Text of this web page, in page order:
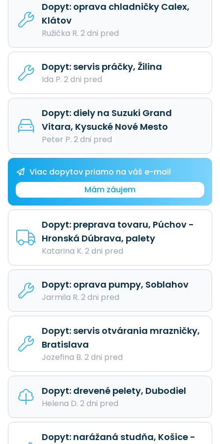
Dopyt: oprava chladničky Calex,
Klátov
Ružička R. 2 dni pred
Dopyt: servis práčky, Žilina
Ida P. 2 dni pred
Dopyt: diely na Suzuki Grand
Vitara, Kysucké Nové Mesto
Peter P. 2 dni pred
Viac dopytov priamo na váš e-mail
Mám záujem
Dopyt: preprava tovaru, Púchov -
Hronská Dúbrava, palety
Katarina K. 2 dni pred
Dopyt: oprava pumpy, Soblahov
Jarmila R. 2 dni pred
Dopyt: servis otvárania mrazničky,
Bratislava
Jozefina B. 2 dni pred
Dopyt: drevené pelety, Dubodiel
Helena D. 2 dni pred
Dopyt: narážaná studňa, Košice -